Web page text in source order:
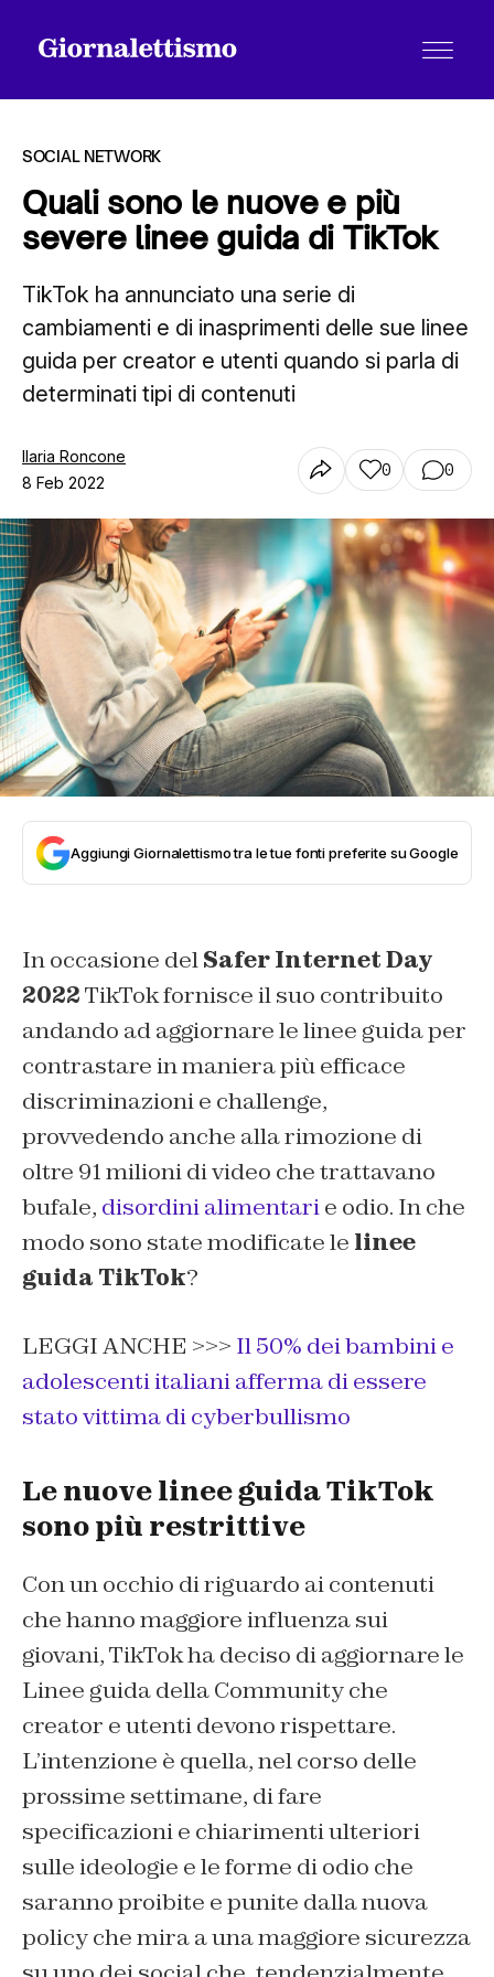
Tutti gli articoli
Chi siamo
SOCIAL NETWORK
Quali sono le nuove e più
severe linee guida di TikTok
TikTok ha annunciato una serie di
cambiamenti e di inasprimenti delle sue linee
guida per creator e utenti quando si parla di
determinati tipi di contenuti
Ilaria Roncone
8 Feb 2022
0 0
Aggiungi Giornalettismo tra le tue fonti preferite su Google
In occasione delSafer Internet Day
2022TikTok fornisce il suo contribuito
andando ad aggiornare le linee guida per
contrastare in maniera più efficace
discriminazioni e challenge,
provvedendo anche alla rimozione di
oltre 91 milioni di video che trattavano
bufale, disordini alimentarie odio. In che
modo sono state modificate le linee
guida TikTok?
LEGGI ANCHE >>> Il 50% dei bambini e
adolescenti italiani afferma di essere
stato vittima di cyberbullismo
Le nuove linee guida TikTok
sono più restrittive
Con un occhio di riguardo ai contenuti
che hanno maggiore influenza sui
giovani, TikTok ha deciso di aggiornare le
Linee guida della Community che
creator e utenti devono rispettare.
L’intenzione è quella, nel corso delle
prossime settimane, di fare
specificazioni e chiarimenti ulteriori
sulle ideologie e le forme di odio che
saranno proibite e punite dalla nuova
policy che mira a una maggiore sicurezza